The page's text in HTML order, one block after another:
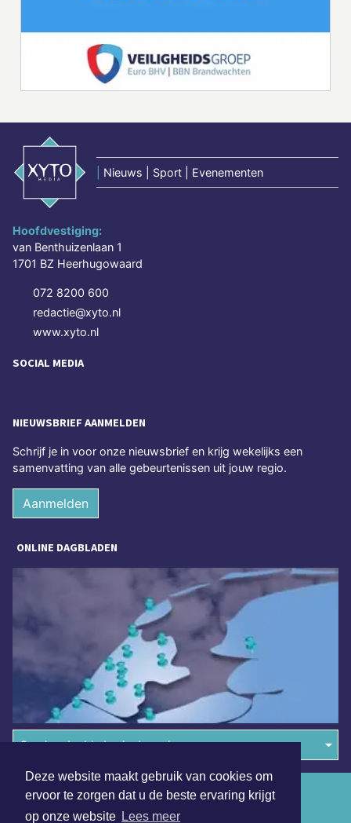
Deze website maakt gebruik van cookies om
ervoor te zorgen dat u de beste ervaring krijgt
op onze website Lees meer
Nieuws | Sport | Evenementen
Hoofdvestiging:
van Benthuizenlaan 1
1701 BZ Heerhugowaard
072 8200 600
redactie@xyto.nl
www.xyto.nl
SOCIAL MEDIA
NIEUWSBRIEF AANMELDEN
Schrijf je in voor onze nieuwsbrief en krijg wekelijks een
samenvatting van alle gebeurtenissen uit jouw regio.
Aanmelden
ONLINE DAGBLADEN
Overige dagbladen in de regio
Algemene voorwaarden
Disclaimer